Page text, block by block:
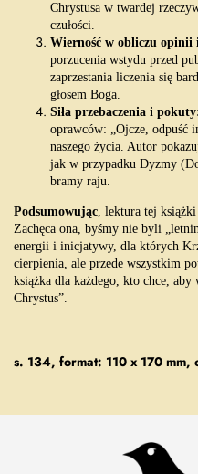
Chrystusa w twardej
czułości.
Wierność w obliczu opinii
porzucenia wstydu przed
zaprzestania liczenia się
głosem Boga.
Siła przebaczenia i
oprawców: „Ojcze, odpuść
naszego życia. Autor
jak w przypadku Dyzmy
bramy raju.
Podsumowując, lektura tej książki
Zachęca ona, byśmy nie byli
energii i inicjatywy, dla których
cierpienia, ale przede wszystkim
książka dla każdego, kto chce, aby
Chrystus”.
s. 134, format: 110 x 170 mm,